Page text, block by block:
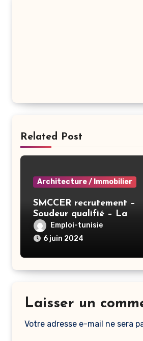
Related Post
Architecture / Immobilier
SMCCER recrutement –
Soudeur qualifié – La
Manouba
Emploi-tunisie
6 juin 2024
Laisser un
Votre adresse e-mail ne sera